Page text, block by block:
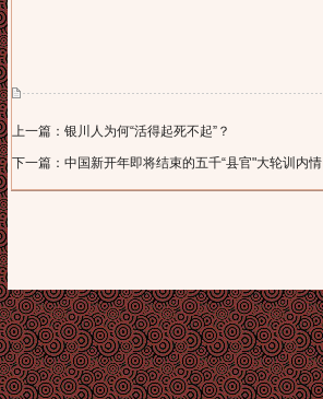
上一篇：银川人为何“活得起死不起”？
下一篇：中国新开年即将结束的五千“县官"大轮训内情